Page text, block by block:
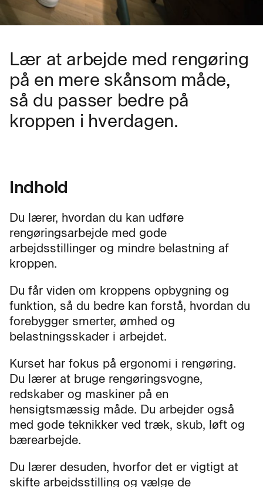
Lær at arbejde med rengøring
på en mere skånsom måde,
så du passer bedre på
kroppen i hverdagen.
Indhold
Du lærer, hvordan du kan udføre
rengøringsarbejde med gode
arbejdsstillinger og mindre belastning af
kroppen.
Du får viden om kroppens opbygning og
funktion, så du bedre kan forstå, hvordan du
forebygger smerter, ømhed og
belastningsskader i arbejdet.
Kurset har fokus på ergonomi i rengøring.
Du lærer at bruge rengøringsvogne,
redskaber og maskiner på en
hensigtsmæssig måde. Du arbejder også
med gode teknikker ved træk, skub, løft og
bærearbejde.
Du lærer desuden, hvorfor det er vigtigt at
skifte arbejdsstilling og vælge de